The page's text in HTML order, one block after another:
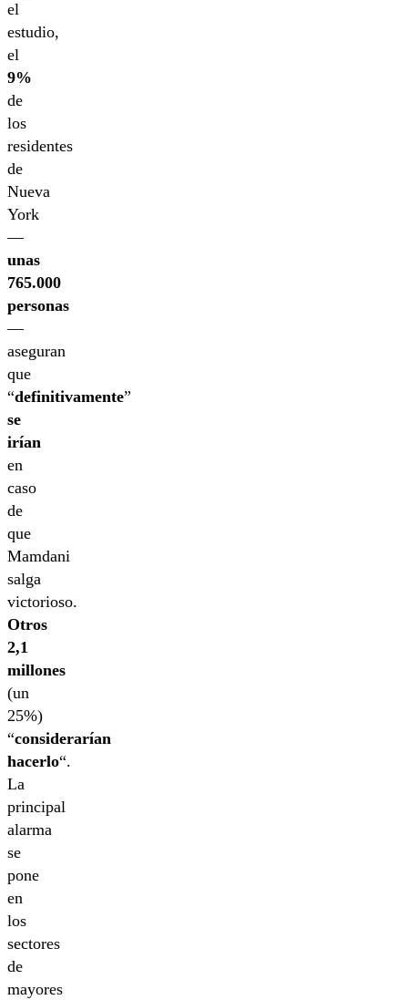
el
estudio,
el
9%
de
los
residentes
de
Nueva
York
—
unas
765.000
personas
—
aseguran
que
“definitivamente”
se
irían
en
caso
de
que
Mamdani
salga
victorioso.
Otros
2,1
millones
(un
25%)
“considerarían
hacerlo“.
La
principal
alarma
se
pone
en
los
sectores
de
mayores